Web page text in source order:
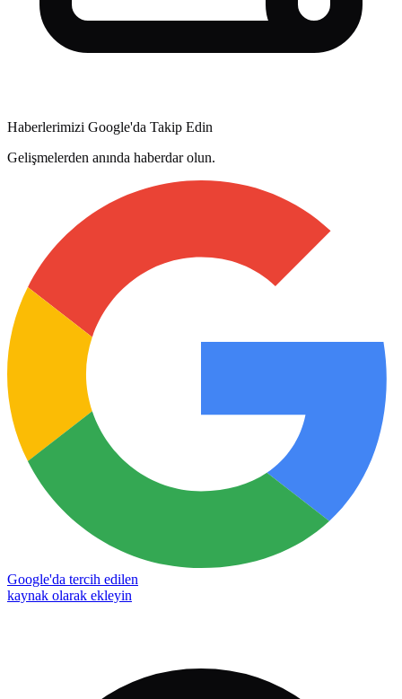
Haberlerimizi Google'da Takip Edin
Gelişmelerden anında haberdar olun.
Google'da tercih edilen
kaynak olarak ekleyin